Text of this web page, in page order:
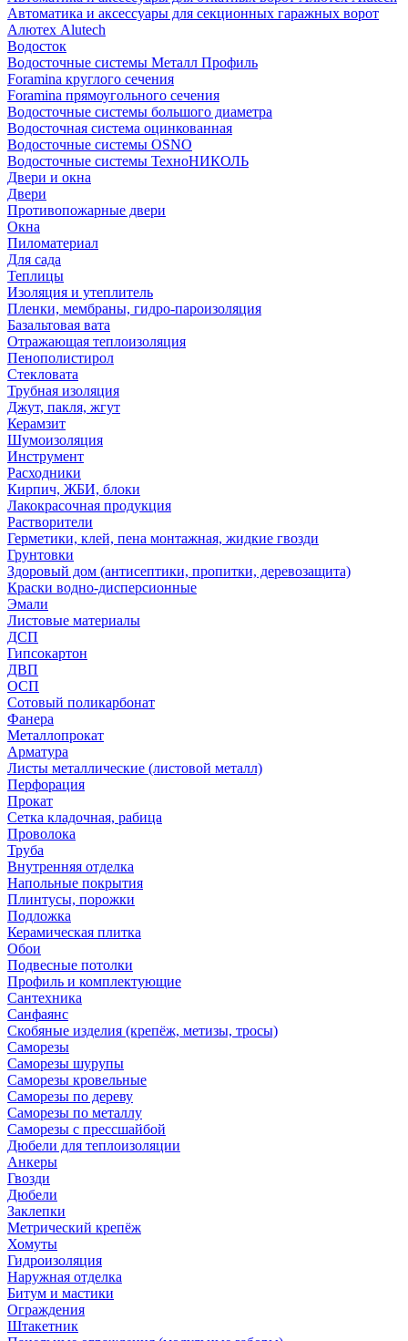
Автоматика и аксессуары для секционных гаражных ворот
Алютех Alutech
Водосток
Водосточные системы Металл Профиль
Foramina круглого сечения
Foramina прямоугольного сечения
Водосточные системы большого диаметра
Водосточная система оцинкованная
Водосточные системы OSNO
Водосточные системы ТехноНИКОЛЬ
Двери и окна
Двери
Противопожарные двери
Окна
Пиломатериал
Для сада
Теплицы
Изоляция и утеплитель
Пленки, мембраны, гидро-пароизоляция
Базальтовая вата
Отражающая теплоизоляция
Пенополистирол
Стекловата
Трубная изоляция
Джут, пакля, жгут
Керамзит
Шумоизоляция
Инструмент
Расходники
Кирпич, ЖБИ, блоки
Лакокрасочная продукция
Растворители
Герметики, клей, пена монтажная, жидкие гвозди
Грунтовки
Здоровый дом (антисептики, пропитки, деревозащита)
Краски водно-дисперсионные
Эмали
Листовые материалы
ДСП
Гипсокартон
ДВП
ОСП
Сотовый поликарбонат
Фанера
Металлопрокат
Арматура
Листы металлические (листовой металл)
Перфорация
Прокат
Сетка кладочная, рабица
Проволока
Труба
Внутренняя отделка
Напольные покрытия
Плинтусы, порожки
Подложка
Керамическая плитка
Обои
Подвесные потолки
Профиль и комплектующие
Сантехника
Санфаянс
Скобяные изделия (крепёж, метизы, тросы)
Саморезы
Саморезы шурупы
Саморезы кровельные
Саморезы по дереву
Саморезы по металлу
Саморезы с прессшайбой
Дюбели для теплоизоляции
Анкеры
Гвозди
Дюбели
Заклепки
Метрический крепёж
Хомуты
Гидроизоляция
Наружная отделка
Битум и мастики
Ограждения
Штакетник